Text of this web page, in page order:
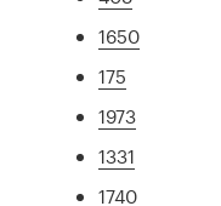
1650
175
1973
1331
1740